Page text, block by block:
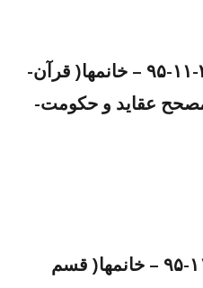
مجلس صبح چهارشنبه ٢٧-١١-٩۵ – خانمها( قرآن-
مصحح عقاید و حکومت-
مجلس صبح یکشنبه ٢۴-١١-٩۵ – خانمها( قسم